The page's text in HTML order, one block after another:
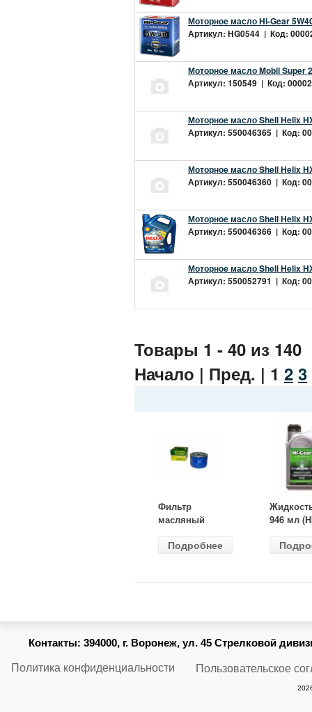
Моторное масло Hi-Gear
Артикул: HG0544 | Код:
Моторное масло Mobil Super
Артикул: 150549 | Код:
Моторное масло Shell Helix
Артикул: 550046365 | Код:
Моторное масло Shell Helix
Артикул: 550046360 | Код:
Моторное масло Shell Helix
Артикул: 550046366 | Код:
Моторное масло Shell Helix
Артикул: 550052791 | Код:
Товары 1 - 40 из 140
Начало | Пред. | 1 2 3
Фильтр
масляный
(MANN) W
Подробнее
946 мл
Контакты: 394000, г. Воронеж, ул. 45 Стрелковой
Политика конфиденциальности Пользовательское